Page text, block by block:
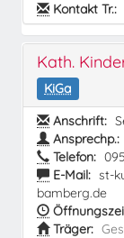
Kontakt Tr.:
Kath.
KiGa
Anschrift:
Ansprechp.:
Telefon:
E-Mail: st-
bamberg.de
Träger: